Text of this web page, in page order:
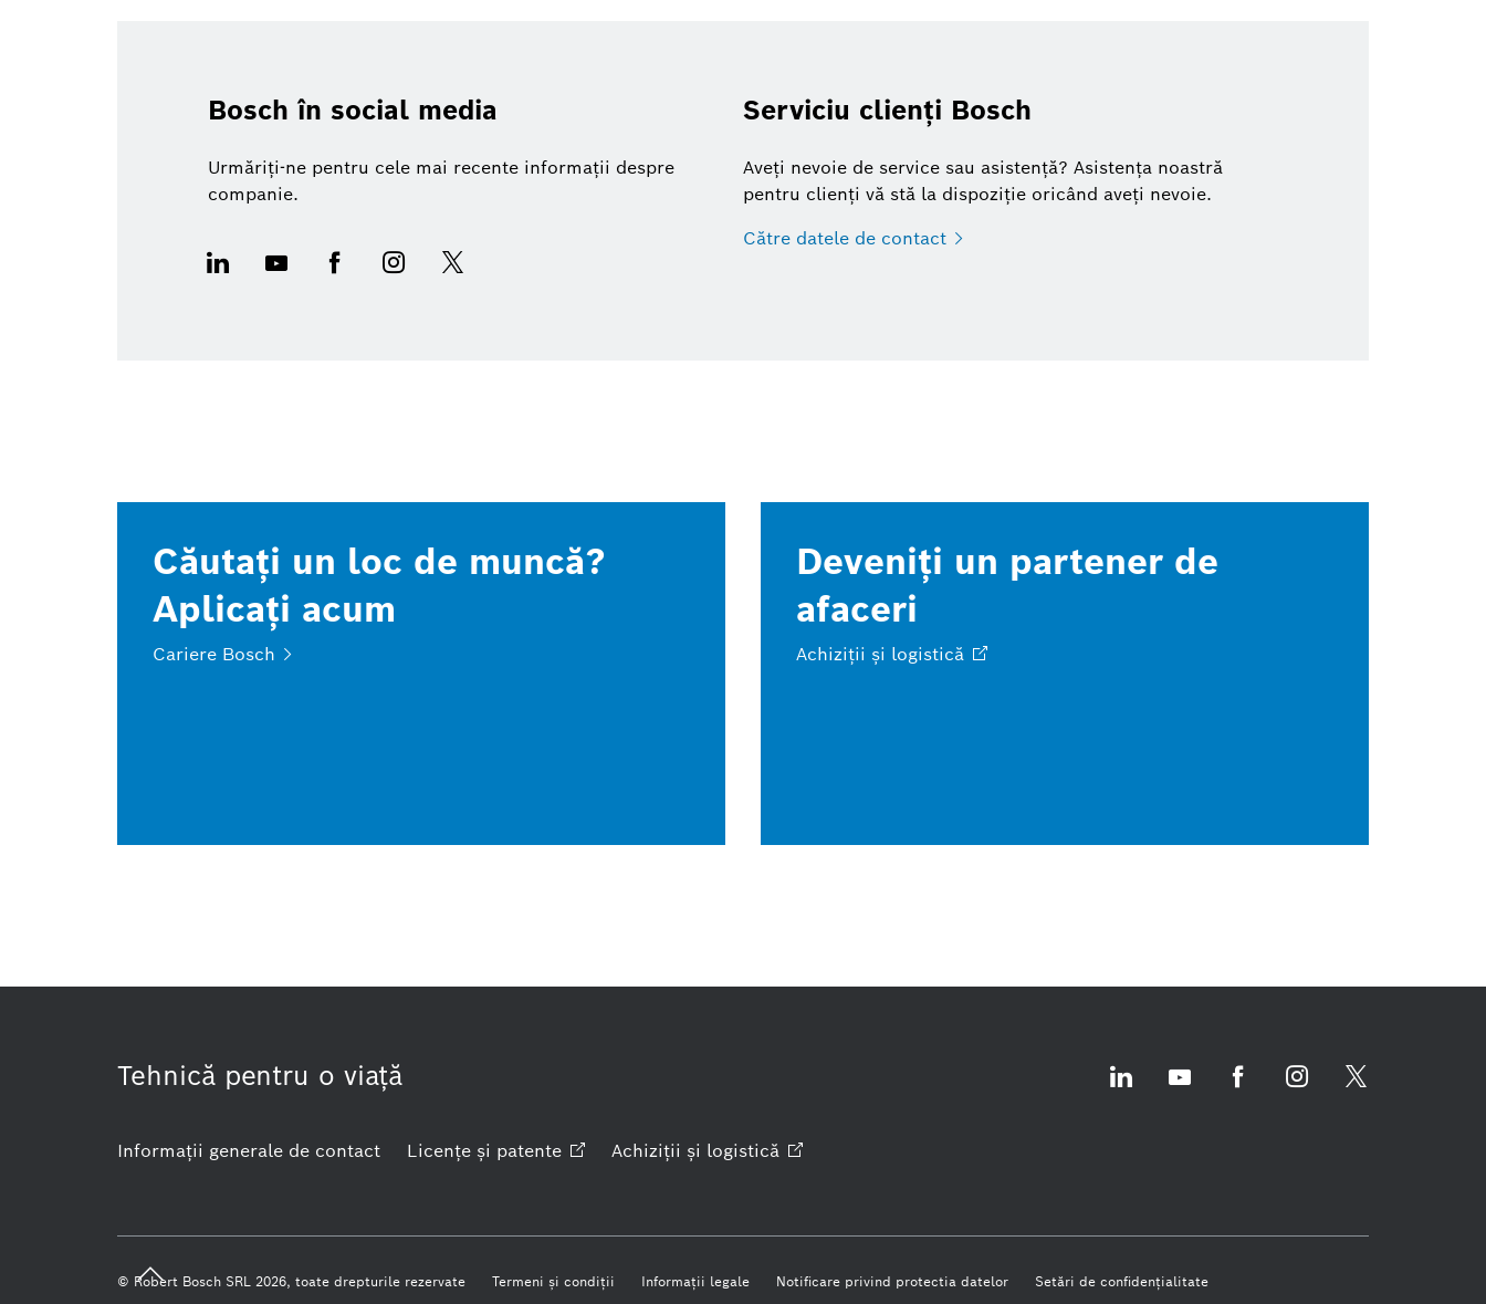
Bosch în social media
Urmăriți-ne pentru cele mai recente informații despre
companie.
Serviciu clienți Bosch
Aveți nevoie de service sau asistență? Asistența noastră
pentru clienți vă stă la dispoziție oricând aveți nevoie.
Către datele de contact
Căutaţi un loc de muncă?
Aplicaţi acum
Cariere Bosch
Deveniţi un partener de
afaceri
Achiziţii şi logistică
Tehnică pentru o viaţă
Informaţii generale de contact Licenţe şi patente Achiziţii şi logistică
Termeni şi condiţii Informaţii legale Notificare privind protectia datelor Setări de confidenţialitate
© Robert Bosch SRL 2026, toate drepturile rezervate